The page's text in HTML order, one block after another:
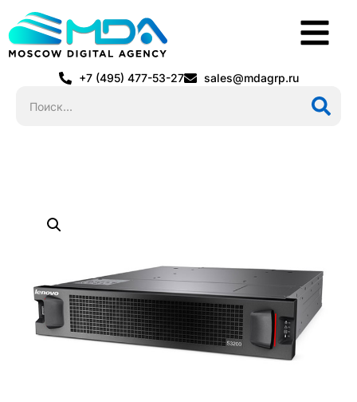
+7 (495) 477-53-27 sales@mdagrp.ru